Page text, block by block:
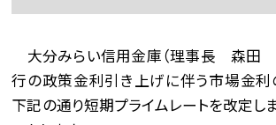
大分みらい信用金庫（理事長 森田
行の政策金利引き上げに伴う市場金利
下記の通り短期プライムレートを改定し